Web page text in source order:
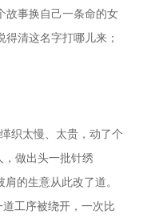
故事换自己一条命的女
清这名字打哪儿来；
织太慢、太贵，动了个
，做出头一批针绣
的生意从此改了道。
工序被绕开，一次比